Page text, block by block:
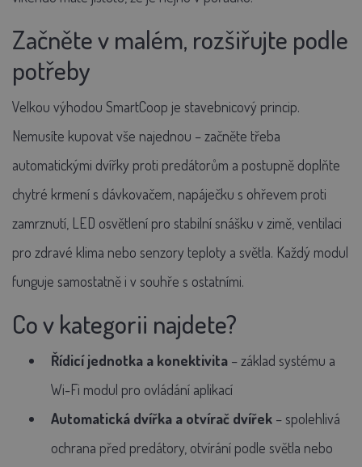
Začněte v malém, rozšiřujte podle
potřeby
Velkou výhodou SmartCoop je stavebnicový princip.
Nemusíte kupovat vše najednou – začněte třeba
automatickými dvířky proti predátorům a postupně doplňte
chytré krmení s dávkovačem, napáječku s ohřevem proti
zamrznutí, LED osvětlení pro stabilní snášku v zimě, ventilaci
pro zdravé klima nebo senzory teploty a světla. Každý modul
funguje samostatně i v souhře s ostatními.
Co v kategorii najdete?
Řídicí jednotka a konektivita – základ systému a
Wi-Fi modul pro ovládání aplikací
Automatická dvířka a otvírač dvířek – spolehlivá
ochrana před predátory, otvírání podle světla nebo